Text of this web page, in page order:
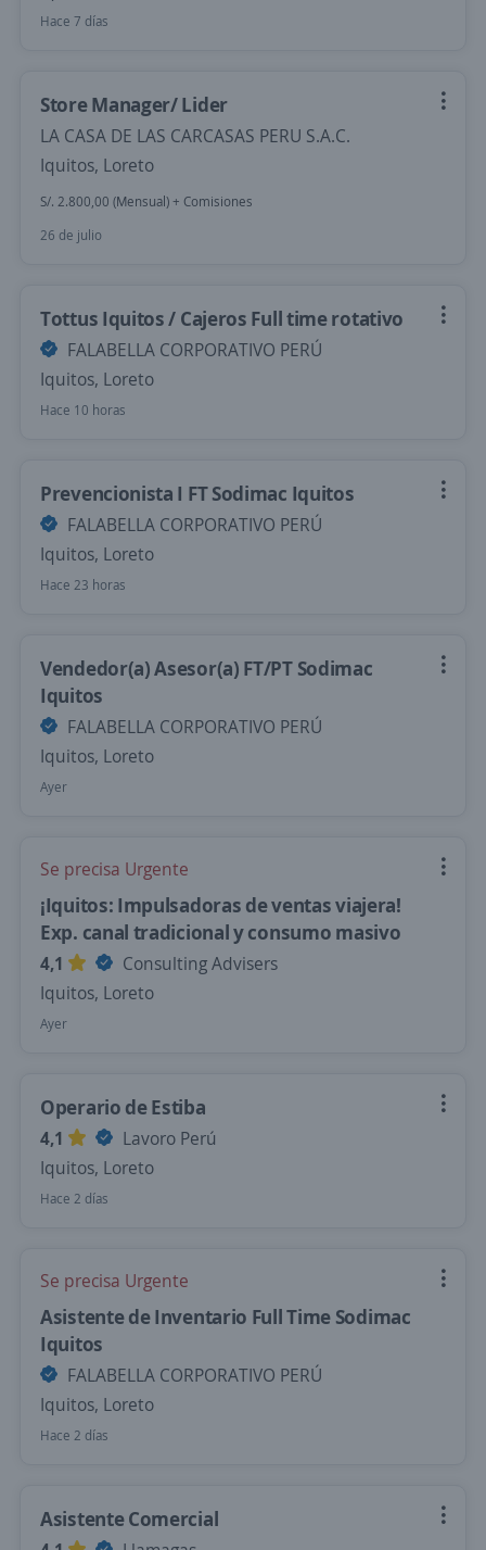
Hace 7 días
Store Manager/ Lider
LA CASA DE LAS CARCASAS PERU S.A.C.
Iquitos, Loreto
S/. 2.800,00 (Mensual) + Comisiones
26 de julio
Tottus Iquitos / Cajeros Full time rotativo
FALABELLA CORPORATIVO PERÚ
Iquitos, Loreto
Hace 10 horas
Prevencionista I FT Sodimac Iquitos
FALABELLA CORPORATIVO PERÚ
Iquitos, Loreto
Hace 23 horas
Vendedor(a) Asesor(a) FT/PT Sodimac
Iquitos
FALABELLA CORPORATIVO PERÚ
Iquitos, Loreto
Ayer
Se precisa Urgente
¡Iquitos: Impulsadoras de ventas viajera!
Exp. canal tradicional y consumo masivo
4,1
Consulting Advisers
Iquitos, Loreto
Ayer
Operario de Estiba
4,1
Lavoro Perú
Iquitos, Loreto
Hace 2 días
Se precisa Urgente
Asistente de Inventario Full Time Sodimac
Iquitos
FALABELLA CORPORATIVO PERÚ
Iquitos, Loreto
Hace 2 días
Asistente Comercial